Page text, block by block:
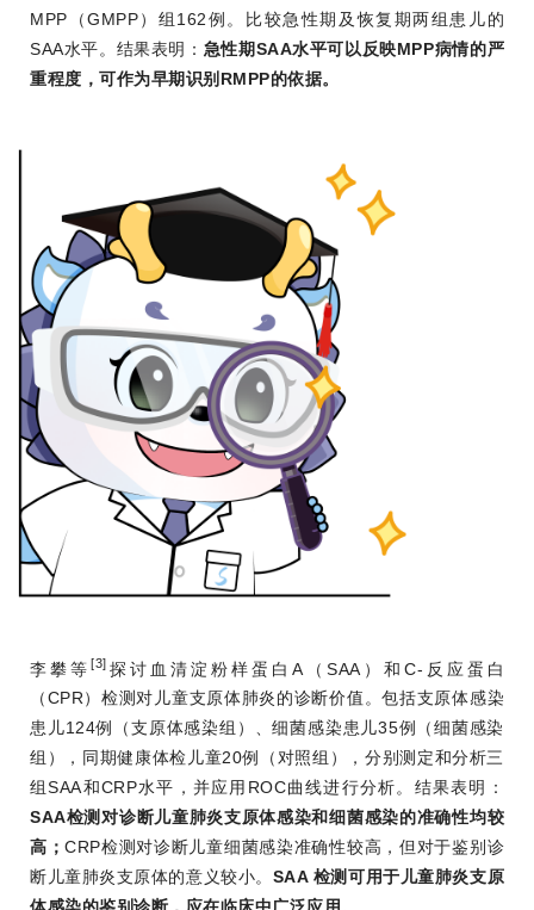
MPP（GMPP）组162例。比较急性期及恢复期两组患儿的
SAA水平。结果表明： 急性期SAA水平可以反映MPP病情的严
重程度，可作为早期识别RMPP的依据。
李攀等 [3] 探讨血清淀粉样蛋白A（SAA）和C-反应蛋白
（CPR）检测对儿童支原体肺炎的诊断价值。包括支原体感染
患儿124例（支原体感染组）、细菌感染患儿35例（细菌感染
组），同期健康体检儿童20例（对照组），分别测定和分析三
组SAA和CRP水平，并应用ROC曲线进行分析。结果表明：
SAA检测对诊断儿童肺炎支原体感染和细菌感染的准确性均较
高；CRP检测对诊断儿童细菌感染准确性较高，但对于鉴别诊
断儿童肺炎支原体的意义较小。 SAA 检测可用于儿童肺炎支原